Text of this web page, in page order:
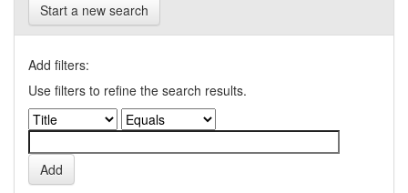
Start a new search
Add filters:
Use filters to refine the search results.